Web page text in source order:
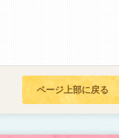
ページ上部に戻る